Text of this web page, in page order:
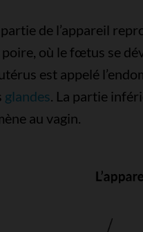
partie de l’appareil
où le fœtus se
est appelé
glandes. La partie
au vagin.